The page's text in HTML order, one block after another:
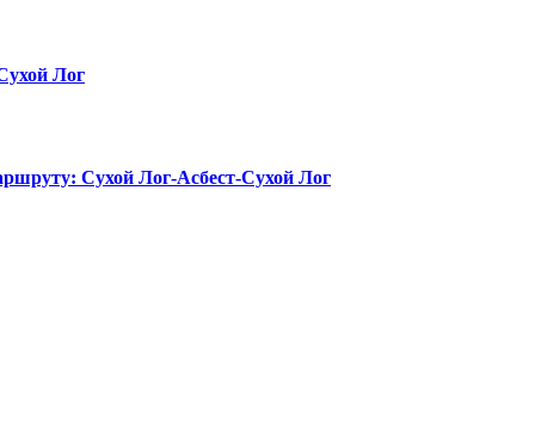
Лог
Сухой Лог-Асбест-Сухой Лог